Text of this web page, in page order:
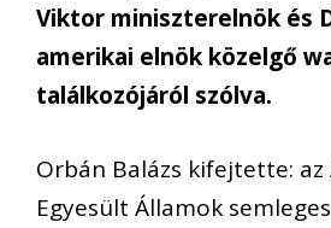
Viktor miniszterelnök és
amerikai elnök közelgő
találkozójáról szólva.
Orbán Balázs kifejtette: az
Egyesült Államok